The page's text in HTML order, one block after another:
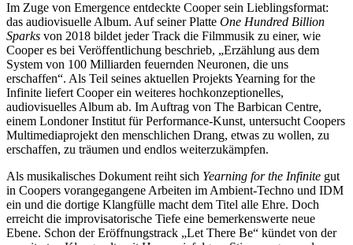
Im Zuge von Emergence entdeckte Cooper sein Lieblingsformat:
das audiovisuelle Album. Auf seiner Platte One Hundred Billion
Sparks von 2018 bildet jeder Track die Filmmusik zu einer, wie
Cooper es bei Veröffentlichung beschrieb, „Erzählung aus dem
System von 100 Milliarden feuernden Neuronen, die uns
erschaffen“. Als Teil seines aktuellen Projekts Yearning for the
Infinite liefert Cooper ein weiteres hochkonzeptionelles,
audiovisuelles Album ab. Im Auftrag von The Barbican Centre,
einem Londoner Institut für Performance-Kunst, untersucht Coopers
Multimediaprojekt den menschlichen Drang, etwas zu wollen, zu
erschaffen, zu träumen und endlos weiterzukämpfen.
Als musikalisches Dokument reiht sich Yearning for the Infinite gut
in Coopers vorangegangene Arbeiten im Ambient-Techno und IDM
ein und die dortige Klangfülle macht dem Titel alle Ehre. Doch
erreicht die improvisatorische Tiefe eine bemerkenswerte neue
Ebene. Schon der Eröffnungstrack „Let There Be“ kündet von der